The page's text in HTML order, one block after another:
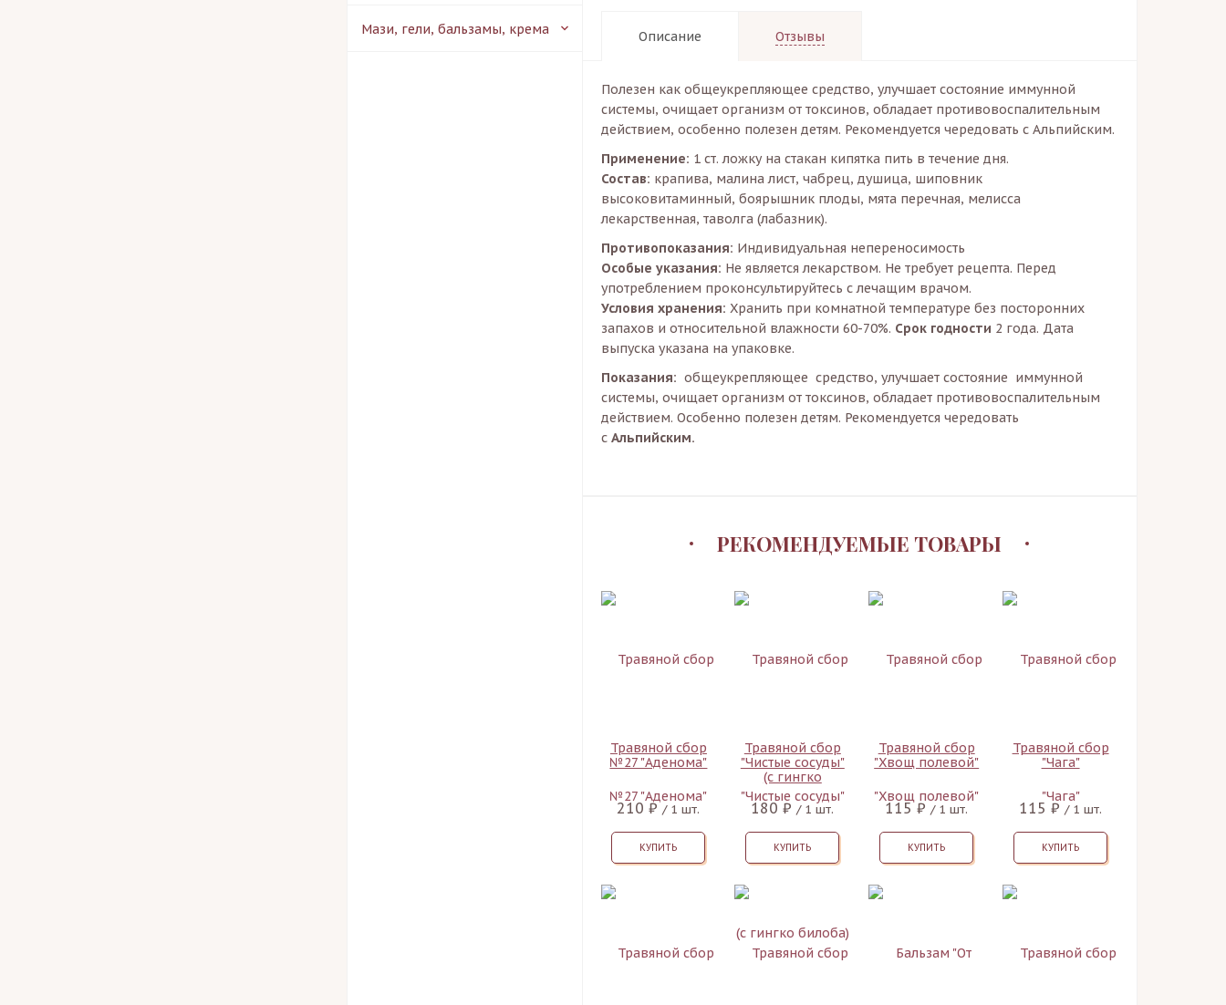
Мази, гели, бальзамы, крема Описание Отзывы
Полезен как общеукрепляющее средство, улучшает состояние иммунной
системы, очищает организм от токсинов, обладает противовоспалительным
действием, особенно полезен детям. Рекомендуется чередовать с Альпийским.
Применение: 1 ст. ложку на стакан кипятка пить в течение дня.
Состав: крапива, малина лист, чабрец, душица, шиповник
высоковитаминный, боярышник плоды, мята перечная, мелисса
лекарственная, таволга (лабазник).
Противопоказания: Индивидуальная непереносимость
Особые указания: Не является лекарством. Не требует рецепта. Перед
употреблением проконсультируйтесь с лечащим врачом.
Условия хранения: Хранить при комнатной температуре без посторонних
запахов и относительной влажности 60-70%. Срок годности 2 года. Дата
выпуска указана на упаковке.
Показания: общеукрепляющее средство, улучшает состояние иммунной
системы, очищает организм от токсинов, обладает противовоспалительным
действием. Особенно полезен детям. Рекомендуется чередовать
с Альпийским.
РЕКОМЕНДУЕМЫЕ ТОВАРЫ
Травяной сбор
№27 "Аденома"
210 ₽ / 1 шт.
КУПИТЬ
Травяной сбор
"Чистые сосуды"
(с гингко
билоба)
180 ₽ / 1 шт.
КУПИТЬ
Травяной сбор
"Хвощ полевой"
115 ₽ / 1 шт.
КУПИТЬ
Травяной сбор
"Чага"
115 ₽ / 1 шт.
КУПИТЬ